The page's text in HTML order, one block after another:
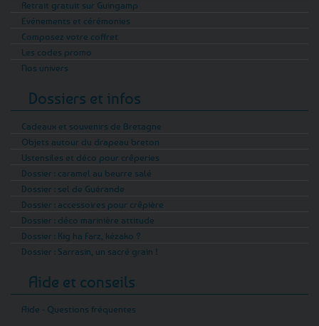
Retrait gratuit sur Guingamp
Evénements et cérémonies
Composez votre coffret
Les codes promo
Nos univers
Dossiers et infos
Cadeaux et souvenirs de Bretagne
Objets autour du drapeau breton
Ustensiles et déco pour crêperies
Dossier : caramel au beurre salé
Dossier : sel de Guérande
Dossier : accessoires pour crêpière
Dossier : déco marinière attitude
Dossier : Kig ha Farz, kézako ?
Dossier : Sarrasin, un sacré grain !
Aide et conseils
Aide - Questions fréquentes